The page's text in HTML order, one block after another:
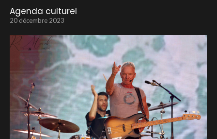
Agenda culturel
20 décembre 2023